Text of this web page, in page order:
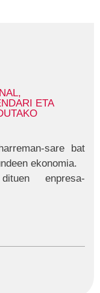
ETA
sare bat
ekonomia.
enpresa-